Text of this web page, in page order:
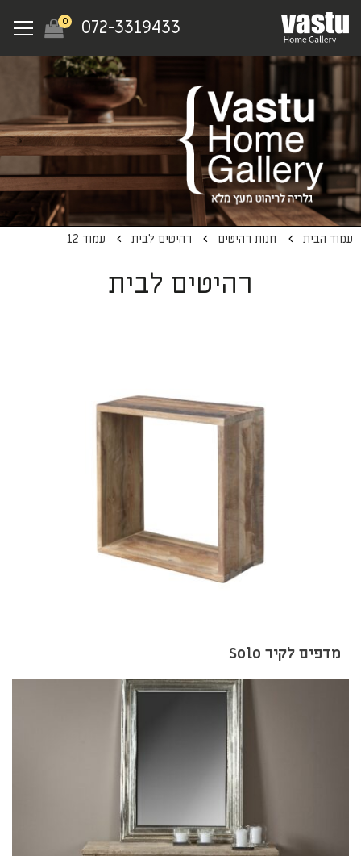
main
072-3319433
0
Menu
עמוד הבית חנות רהיטים רהיטים לבית עמוד 12
רהיטים לבית
מדפים לקיר Solo